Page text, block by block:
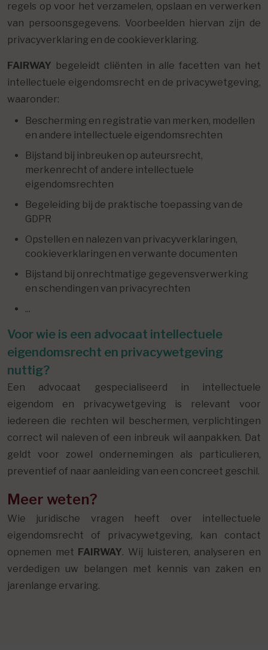
regels op voor het verzamelen, opslaan en verwerken
van persoonsgegevens. Voorbeelden hiervan zijn de
privacyverklaring en de cookieverklaring.
FAIRWAY begeleidt cliënten in alle facetten van het
intellectuele eigendomsrecht en de privacywetgeving,
waaronder:
Bescherming en registratie van merken, modellen
en andere intellectuele eigendomsrechten
Bijstand bij inbreuken op auteursrecht,
merkenrecht of andere intellectuele
eigendomsrechten
Begeleiding bij de praktische toepassing van de
GDPR
Opstellen en nalezen van privacyverklaringen,
cookieverklaringen en verwante documenten
Bijstand bij onrechtmatige gegevensverwerking
en schendingen van privacyrechten
...
Voor wie is een advocaat intellectuele
eigendomsrecht en privacywetgeving
nuttig?
Een advocaat gespecialiseerd in intellectuele
eigendom en privacywetgeving is relevant voor
iedereen die rechten wil beschermen, verplichtingen
correct wil naleven of een inbreuk wil aanpakken. Dat
geldt voor zowel ondernemingen als particulieren,
preventief of naar aanleiding van een concreet geschil.
Meer weten?
Wie juridische vragen heeft over intellectuele
eigendomsrecht of privacywetgeving, kan contact
opnemen met FAIRWAY. Wij luisteren, analyseren en
verdedigen uw belangen met kennis van zaken en
jarenlange ervaring.